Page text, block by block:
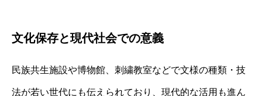
文化保存と現代社会での意義
民族共生施設や博物館、刺繍教室などで文様の種類・技
法が若い世代にも伝えられており、現代的な活用も進ん